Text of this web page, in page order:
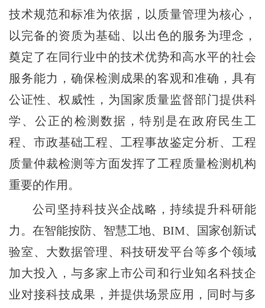
技术规范和标准为依据，以质量管理为核心，
以完备的资质为基础、以出色的服务为理念，
奠定了在同行业中的技术优势和高水平的社会
服务能力，确保检测成果的客观和准确，具有
公证性、权威性，为国家质量监督部门提供科
学、公正的检测数据，特别是在政府民生工
程、市政基础工程、工程事故鉴定分析、工程
质量仲裁检测等方面发挥了工程质量检测机构
重要的作用。
公司坚持科技兴企战略，持续提升科研能
力。在智能按防、智慧工地、BIM、国家创新试
验室、大数据管理、科技研发平台等多个领域
加大投入，与多家上市公司和行业知名科技企
业对接科技成果，并提供场景应用，同时与多